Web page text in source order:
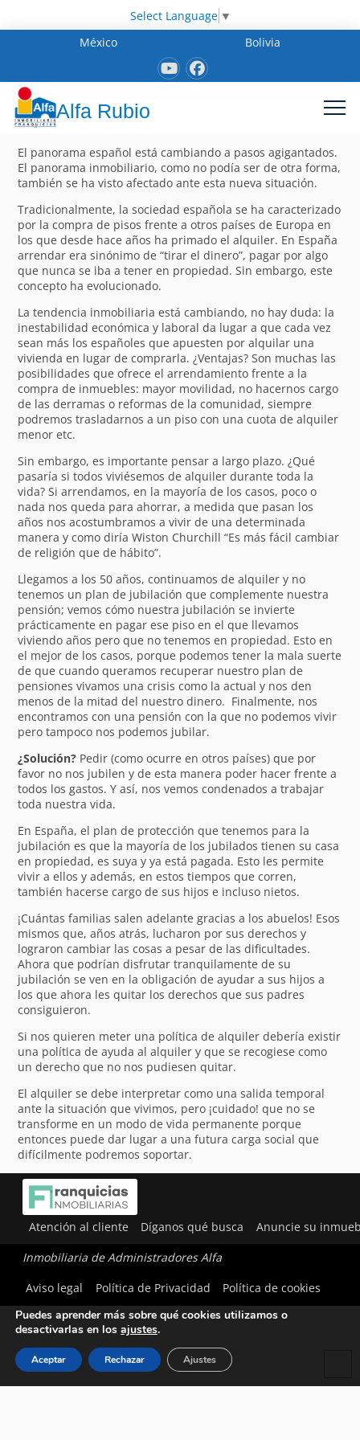
Select Language ▼
México
Bolivia
Alfa Rubio
El panorama español está cambiando a pasos agigantados.
El panorama inmobiliario, como no podía ser de otra forma,
también se ha visto afectado ante esta nueva situación.
Tradicionalmente, la sociedad española se ha caracterizado
por la compra de pisos frente a otros países de Europa en
los que desde hace años ha primado el alquiler. En España
arrendar era sinónimo de “tirar el dinero”, pagar por algo
que nunca se iba a tener en propiedad. Sin embargo, este
concepto ha evolucionado.
La tendencia inmobiliaria está cambiando, no hay duda: la
inestabilidad económica y laboral da lugar a que cada vez
sean más los españoles que apuesten por alquilar una
vivienda en lugar de comprarla. ¿Ventajas? Son muchas las
posibilidades que ofrece el arrendamiento frente a la
compra de inmuebles: mayor movilidad, no hacernos cargo
de las derramas o reformas de la comunidad, siempre
podremos trasladarnos a un piso con una cuota de alquiler
menor etc.
Sin embargo, es importante pensar a largo plazo. ¿Qué
pasaría si todos viviésemos de alquiler durante toda la
vida? Si arrendamos, en la mayoría de los casos, poco o
nada nos queda para ahorrar, a medida que pasan los
años nos acostumbramos a vivir de una determinada
manera y como diría Wiston Churchill “Es más fácil cambiar
de religión que de hábito”.
Llegamos a los 50 años, continuamos de alquiler y no
tenemos un plan de jubilación que complemente nuestra
pensión; vemos cómo nuestra jubilación se invierte
prácticamente en pagar ese piso en el que llevamos
viviendo años pero que no tenemos en propiedad. Esto en
el mejor de los casos, porque podemos tener la mala suerte
de que cuando queramos recuperar nuestro plan de
pensiones vivamos una crisis como la actual y nos den
menos de la mitad del nuestro dinero. Finalmente, nos
encontramos con una pensión con la que no podemos vivir
pero tampoco nos podemos jubilar.
¿Solución? Pedir (como ocurre en otros países) que por
favor no nos jubilen y de esta manera poder hacer frente a
todos los gastos. Y así, nos vemos condenados a trabajar
toda nuestra vida.
En España, el plan de protección que tenemos para la
jubilación es que la mayoría de los jubilados tienen su casa
en propiedad, es suya y ya está pagada. Esto les permite
vivir a ellos y además, en estos tiempos que corren,
también hacerse cargo de sus hijos e incluso nietos.
¡Cuántas familias salen adelante gracias a los abuelos! Esos
mismos que, años atrás, lucharon por sus derechos y
lograron cambiar las cosas a pesar de las dificultades.
Ahora que podrían disfrutar tranquilamente de su
jubilación se ven en la obligación de ayudar a sus hijos a
los que ahora les quitar los derechos que sus padres
consiguieron.
Si nos quieren meter una política de alquiler debería existir
una política de ayuda al alquiler y que se recogiese como
un derecho que no nos pudiesen quitar.
El alquiler se debe interpretar como una salida temporal
ante la situación que vivimos, pero ¡cuidado! que no se
transforme en un modo de vida permanente porque
entonces puede dar lugar a una futura carga social que
difícilmente podremos soportar.
Atención al cliente Díganos qué busca Anuncie su
Inmobiliaria de Administradores Alfa
Aviso legal
Política de Privacidad Política de cookies
Utilizamos cookies para ofrecerte la mejor experiencia en
Puedes aprender más sobre qué cookies utilizamos o
desactivarlas en los ajustes.
Aceptar Rechazar Ajustes